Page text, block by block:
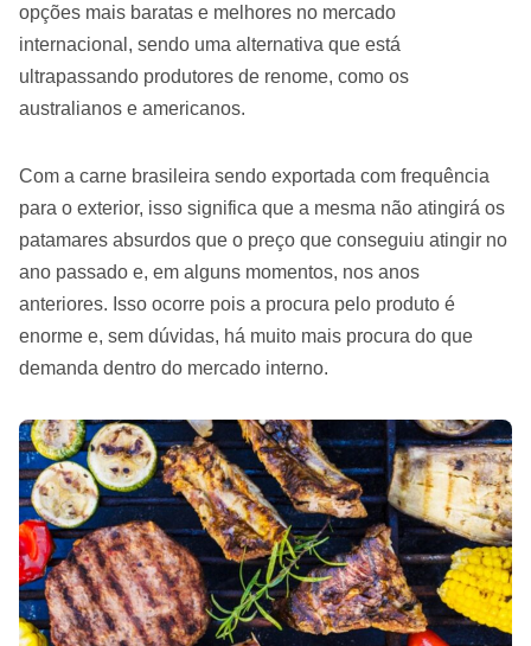
opções mais baratas e melhores no mercado
internacional, sendo uma alternativa que está
ultrapassando produtores de renome, como os
australianos e americanos.
Com a carne brasileira sendo exportada com frequência
para o exterior, isso significa que a mesma não atingirá os
patamares absurdos que o preço que conseguiu atingir no
ano passado e, em alguns momentos, nos anos
anteriores. Isso ocorre pois a procura pelo produto é
enorme e, sem dúvidas, há muito mais procura do que
demanda dentro do mercado interno.